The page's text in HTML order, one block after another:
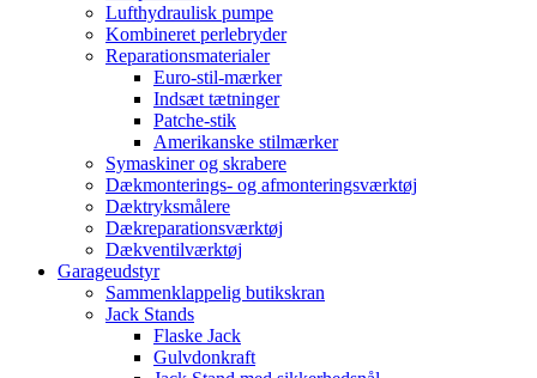
Lufthydraulisk pumpe
Kombineret perlebryder
Reparationsmaterialer
Euro-stil-mærker
Indsæt tætninger
Patche-stik
Amerikanske stilmærker
Symaskiner og skrabere
Dækmonterings- og afmonteringsværktøj
Dæktryksmålere
Dækreparationsværktøj
Dækventilværktøj
Garageudstyr
Sammenklappelig butikskran
Jack Stands
Flaske Jack
Gulvdonkraft